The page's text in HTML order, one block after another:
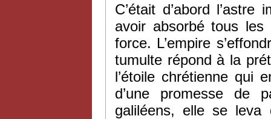
C’était d’abord
avoir absorbé tous
force. L’empire
tumulte répond à la
l’étoile chrétienne qui
d’une promesse de
galiléens, elle se leva